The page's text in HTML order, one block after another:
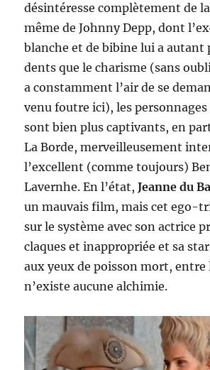
désintéresse complètement de
même de Johnny Depp, dont
blanche et de bibine lui a autant
dents que le charisme (sans
a constamment l’air de se
venu foutre ici), les personnages
sont bien plus captivants, en
La Borde, merveilleusement
l’excellent (comme toujours)
Lavernhe. En l’état,Jeanne du
un mauvais film, mais cet ego-
sur le système avec son actrice
claques et inappropriée et sa
aux yeux de poisson mort, entre
n’existe aucune alchimie.